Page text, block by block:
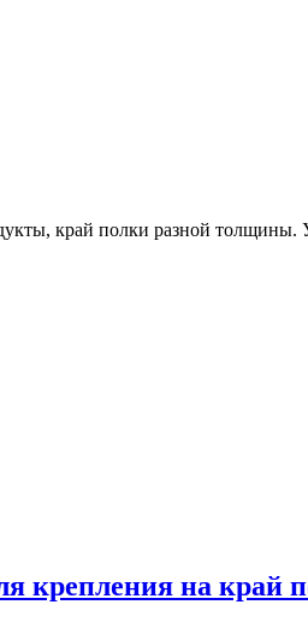
край полки разной
на край